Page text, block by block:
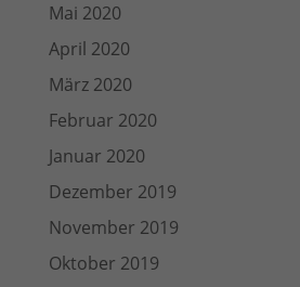
Mai 2020
April 2020
März 2020
Februar 2020
Januar 2020
Dezember 2019
November 2019
Oktober 2019